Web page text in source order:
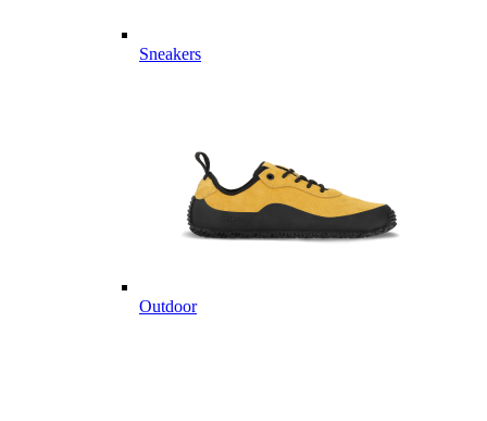
Sneakers
Outdoor